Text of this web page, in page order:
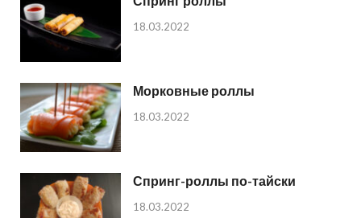
18.03.2022
Морковные роллы
18.03.2022
Спринг-роллы по-тайски
18.03.2022